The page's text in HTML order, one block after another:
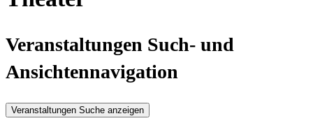
Veranstaltungen Such- und
Ansichtennavigation
Veranstaltungen Suche anzeigen